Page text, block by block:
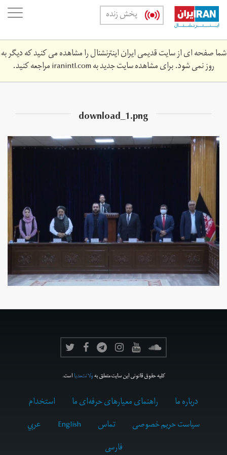
Skip
main
content
پخش زنده
شما صفحه ای از سایت قدیمی ایران اینترنشنال را مشاهده می کنید که دیگر به
روز نمی شود. برای مشاهده سایت جدید بهiranintl.comمراجعه کنید.
download_1.png
کلیه حقوق قانونی این سایت متعلق بهولانت‌مدیااست.
درباره ما راهنمای معیارهای حرفه‌ای ما
استخدام
سیاست حریم خصوصی
تماس English
عربي
فارسى